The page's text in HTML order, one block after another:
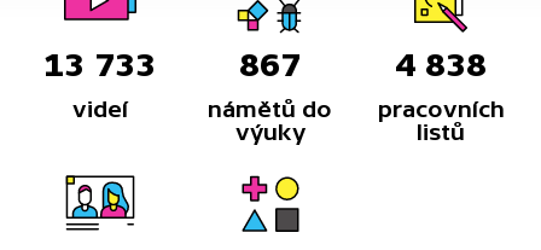
13 733
videí
867
námětů do
výuky
4 838
pracovních
listů